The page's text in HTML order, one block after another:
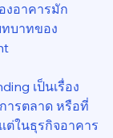
งอาคารมัก
ทบาทของ
เป็นเรื่อง
ารตลาด หรือที่
ต่ในธุรกิจอาคาร